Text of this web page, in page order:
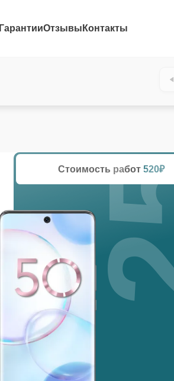
ГарантииОтзывы Контакты
Стоимость работ 520₽